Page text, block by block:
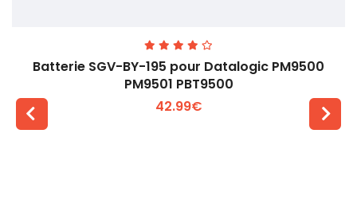
Batterie SGV-BY-195 pour Datalogic PM9500
PM9501 PBT9500
42.99€